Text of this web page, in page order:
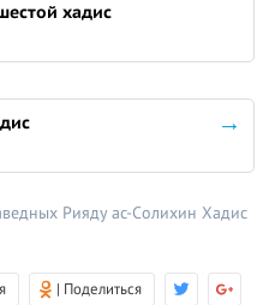
хадис
Рияду ас-Солихин Хадис
| Поделиться